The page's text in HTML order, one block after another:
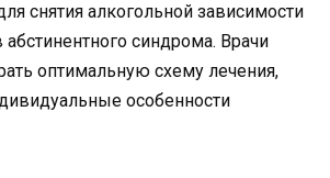
снятия алкогольной зависимости
синдрома. Врачи
оптимальную схему лечения,
особенности